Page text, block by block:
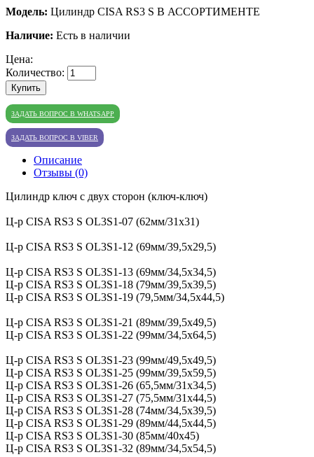
Модель: Цилиндр CISA RS3 S В АССОРТИМЕНТЕ
Наличие: Есть в наличии
Цена:
Количество:
Купить
ЗАДАТЬ ВОПРОС В WHATSAPP
ЗАДАТЬ ВОПРОС В VIBER
Описание
Отзывы (0)
Цилиндр ключ с двух сторон (ключ-ключ)
Ц-р CISA RS3 S OL3S1-07 (62мм/31х31)
Ц-р CISA RS3 S OL3S1-12 (69мм/39,5х29,5)
Ц-р CISA RS3 S OL3S1-13 (69мм/34,5х34,5)
Ц-р CISA RS3 S OL3S1-18 (79мм/39,5х39,5)
Ц-р CISA RS3 S OL3S1-19 (79,5мм/34,5х44,5)
Ц-р CISA RS3 S OL3S1-21 (89мм/39,5х49,5)
Ц-р CISA RS3 S OL3S1-22 (99мм/34,5х64,5)
Ц-р CISA RS3 S OL3S1-23 (99мм/49,5х49,5)
Ц-р CISA RS3 S OL3S1-25 (99мм/39,5х59,5)
Ц-р CISA RS3 S OL3S1-26 (65,5мм/31х34,5)
Ц-р CISA RS3 S OL3S1-27 (75,5мм/31х44,5)
Ц-р CISA RS3 S OL3S1-28 (74мм/34,5х39,5)
Ц-р CISA RS3 S OL3S1-29 (89мм/44,5х44,5)
Ц-р CISA RS3 S OL3S1-30 (85мм/40х45)
Ц-р CISA RS3 S OL3S1-32 (89мм/34,5х54,5)